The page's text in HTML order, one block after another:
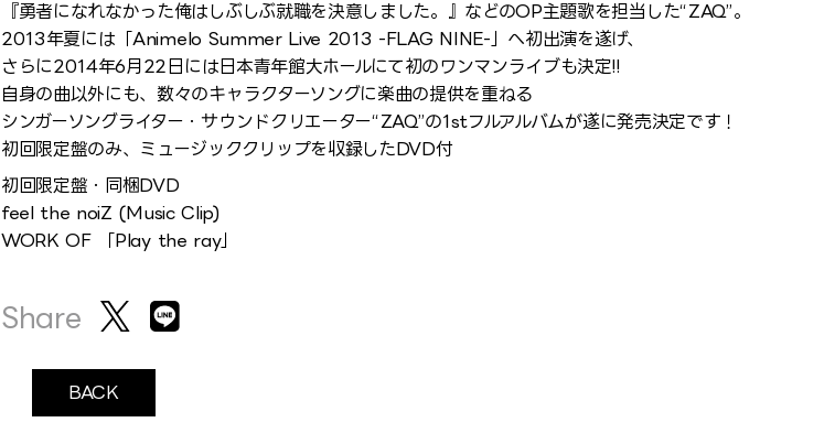
『勇者になれなかった俺はしぶしぶ就職を決意しました。』などのOP主題歌を担当した“ZAQ”。
2013年夏には「Animelo Summer Live 2013 -FLAG NINE-」へ初出演を遂げ、
さらに2014年6月22日には日本青年館大ホールにて初のワンマンライブも決定!!
自身の曲以外にも、数々のキャラクターソングに楽曲の提供を重ねる
シンガーソングライター・サウンドクリエーター“ZAQ”の1stフルアルバムが遂に発売決定です！
初回限定盤のみ、ミュージッククリップを収録したDVD付
初回限定盤・同梱DVD
feel the noiZ (Music Clip)
WORK OF 「Play the ray」
Share
BACK